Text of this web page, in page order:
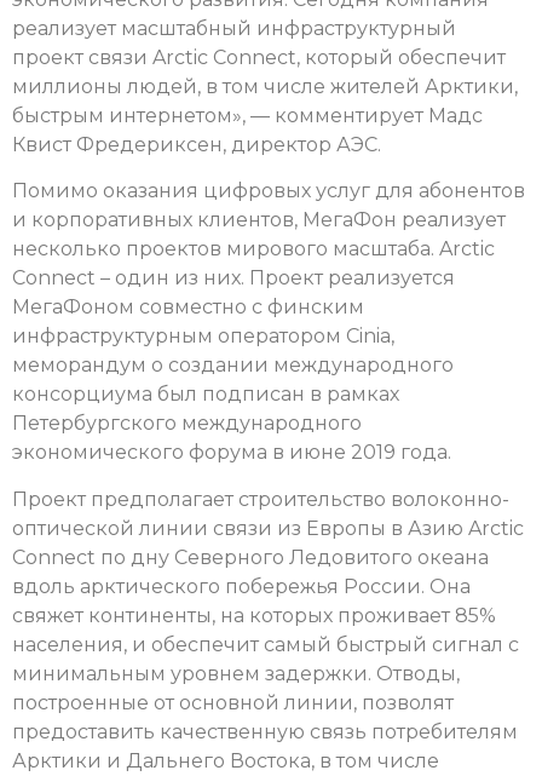
реализует масштабный инфраструктурный
проект связи Arctic Connect, который обеспечит
миллионы людей, в том числе жителей Арктики,
быстрым интернетом», — комментирует Мадс
Квист Фредериксен, директор АЭС.
Помимо оказания цифровых услуг для абонентов
и корпоративных клиентов, МегаФон реализует
несколько проектов мирового масштаба. Arctic
Connect – один из них. Проект реализуется
МегаФоном совместно с финским
инфраструктурным оператором Cinia,
меморандум о создании международного
консорциума был подписан в рамках
Петербургского международного
экономического форума в июне 2019 года.
Проект предполагает строительство волоконно-
оптической линии связи из Европы в Азию Arctic
Connect по дну Северного Ледовитого океана
вдоль арктического побережья России. Она
свяжет континенты, на которых проживает 85%
населения, и обеспечит самый быстрый сигнал с
минимальным уровнем задержки. Отводы,
построенные от основной линии, позволят
предоставить качественную связь потребителям
Арктики и Дальнего Востока, в том числе